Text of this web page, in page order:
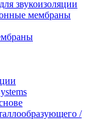
звукоизоляции
мембраны
/